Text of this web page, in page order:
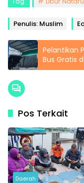
Penulis: Muslim
Pelantikan
Bus Gratis
Pos Terkait
Daerah